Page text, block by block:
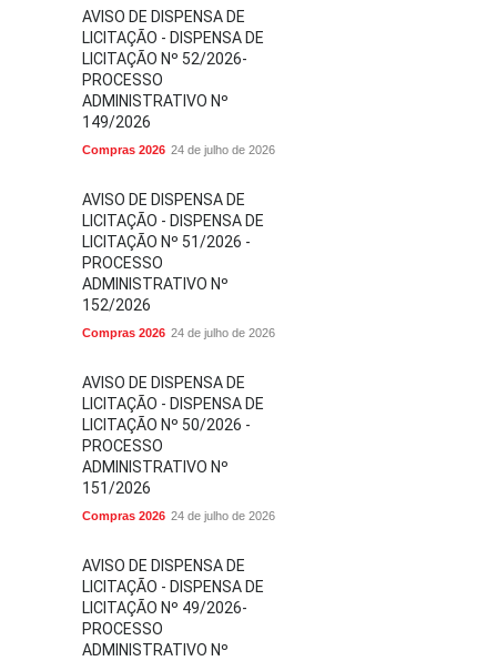
AVISO DE DISPENSA DE
LICITAÇÃO - DISPENSA DE
LICITAÇÃO Nº 52/2026-
PROCESSO
ADMINISTRATIVO Nº
149/2026
Compras 2026 24 de julho de 2026
AVISO DE DISPENSA DE
LICITAÇÃO - DISPENSA DE
LICITAÇÃO Nº 51/2026 -
PROCESSO
ADMINISTRATIVO Nº
152/2026
Compras 2026 24 de julho de 2026
AVISO DE DISPENSA DE
LICITAÇÃO - DISPENSA DE
LICITAÇÃO Nº 50/2026 -
PROCESSO
ADMINISTRATIVO Nº
151/2026
Compras 2026 24 de julho de 2026
AVISO DE DISPENSA DE
LICITAÇÃO - DISPENSA DE
LICITAÇÃO Nº 49/2026-
PROCESSO
ADMINISTRATIVO Nº